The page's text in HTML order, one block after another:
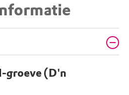
groeve (D'n